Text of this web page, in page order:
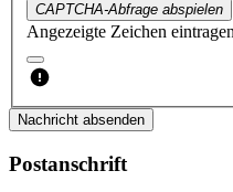
CAPTCHA-Abfrage abspielen
Angezeigte Zeichen
Nachricht absenden
Postanschrift